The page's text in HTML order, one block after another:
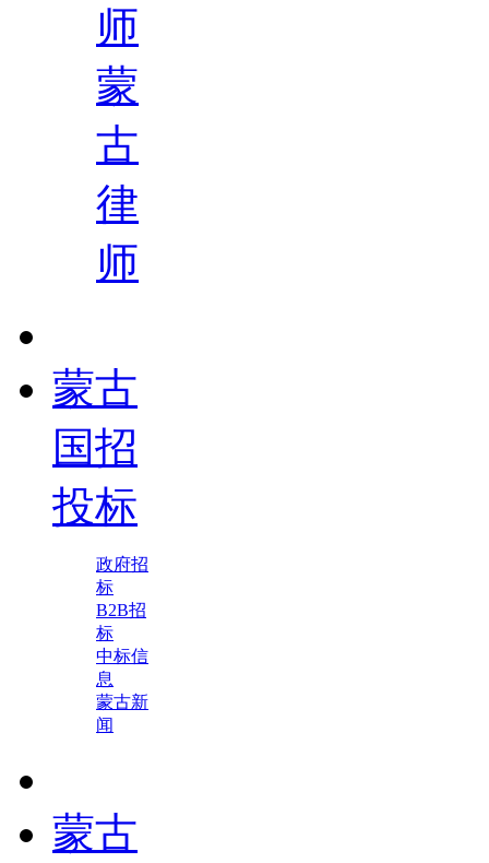
师
蒙
古
律
师
蒙古
国招
投标
政府招
标
B2B招
标
中标信
息
蒙古新
闻
蒙古